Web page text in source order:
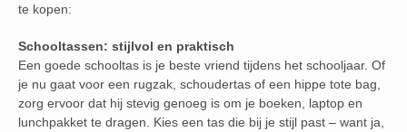
te kopen:
Schooltassen: stijlvol en praktisch
Een goede schooltas is je beste vriend tijdens het schooljaar. Of
je nu gaat voor een rugzak, schoudertas of een hippe tote bag,
zorg ervoor dat hij stevig genoeg is om je boeken, laptop en
lunchpakket te dragen. Kies een tas die bij je stijl past – want ja,